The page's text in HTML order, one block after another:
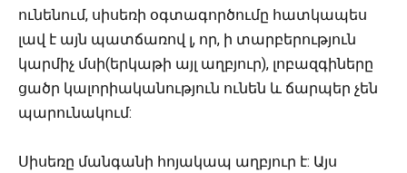
ունենում, սիսեռի օգտագործումը հատկապես
լավ է այն պատճառով լ, որ, ի տարբերություն
կարմիչ մսի(երկաթի այլ աղբյուր), լոբազգիները
ցածր կալորիականություն ունեն և ճարպեր չեն
պարունակում:
Սիսեռը մանգանի հոյակապ աղբյուր է: Այս